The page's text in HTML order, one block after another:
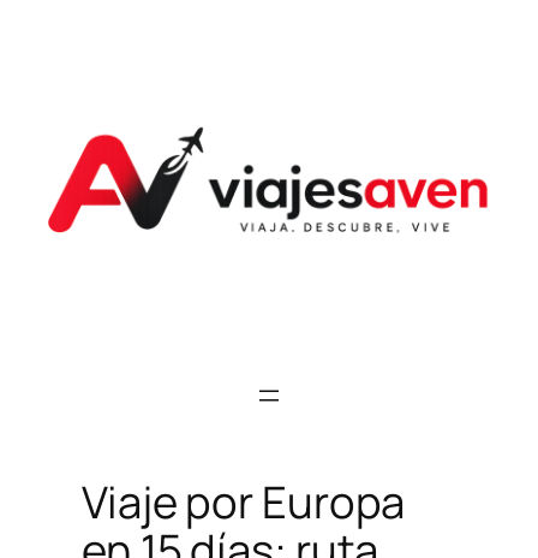
contenido
Viaje por Europa